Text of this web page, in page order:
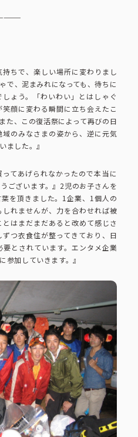
持ちで、楽しい場所に変わりまし
で、泥まみれになっても、待ちに
ょう。「わいわい」とはしゃぐ
顔に変わる瞬間に立ち会えたこ
た、この復活祭によって再びの日
のみなさまの姿から、逆に元気
ました。』
ってあげられなかったので本当に
ございます。』2児のお子さんを
を頂きました。1企業、1個人の
れませんが、力を合わせれば被
はまだまだあると改めて感じさ
つ衣食住が整ってきており、日
とされています。エンタメ企業
参加していきます。』